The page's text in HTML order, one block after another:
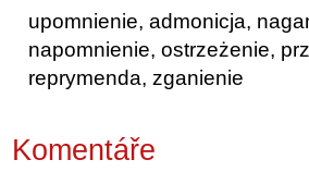
upomnienie, admonicja,
napomnienie, ostrzeżenie,
reprymenda, zganienie
Komentáře